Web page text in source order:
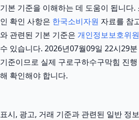
기본 기준을 이해하는 데 도움이 됩니다.
인 확인 사항은 한국소비자원 자료를 참
와 관련된 기본 기준은 개인정보보호위
수 있습니다. 2026년07월09일 22시29
기준이므로 실제 구로구하수구막힘 진
해 확인해야 합니다.
표시, 광고, 거래 기준과 관련된 일반 정